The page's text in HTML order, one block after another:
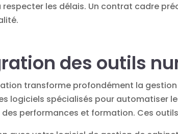
les délais. Un contrat cadre
des outils
transforme profondément la
logiciels spécialisés pour automatiser
performances et formation. Ces